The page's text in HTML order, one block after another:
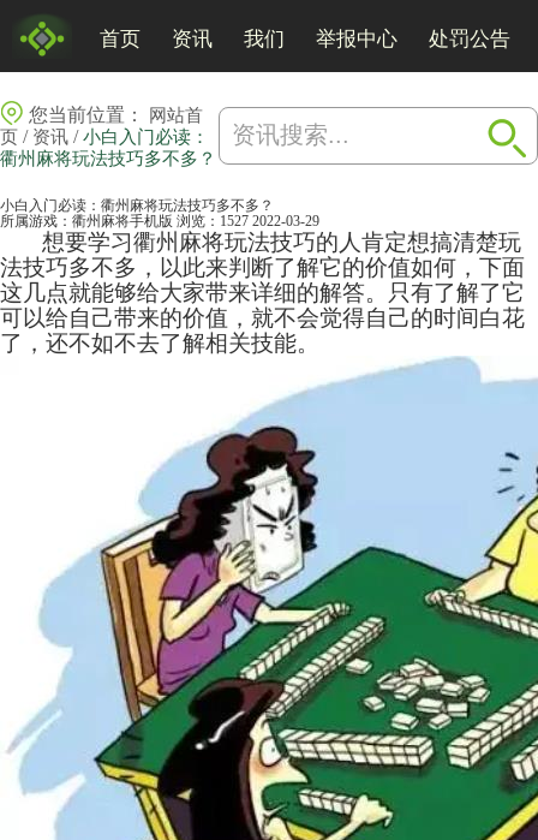
首页 资讯 我们 举报中心 处罚公告
您当前位置：
网站首
页 / 资讯 /小白入门必读：
衢州麻将玩法技巧多不多？
小白入门必读：衢州麻将玩法技巧多不多？
所属游戏： 衢州麻将手机版 浏览：1527 2022-03-29
想要学习衢州 麻将玩法技巧的人肯定想搞清楚玩
法技巧多不多，以此来判断了解它的价值如何，下面
这几点就能够给大家带来详细的解答。只有了解了它
可以给自己带来的价值，就不会觉得自己的时间白花
了，还不如不去了解相关技能。